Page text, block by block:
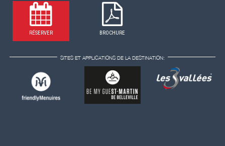
RÉSERVER BROCHURE
SITES ET APPLICATIONS DE LA DESTINATION: